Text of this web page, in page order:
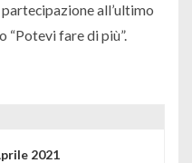
partecipazione all’ultimo
“Potevi fare di più”.
2021